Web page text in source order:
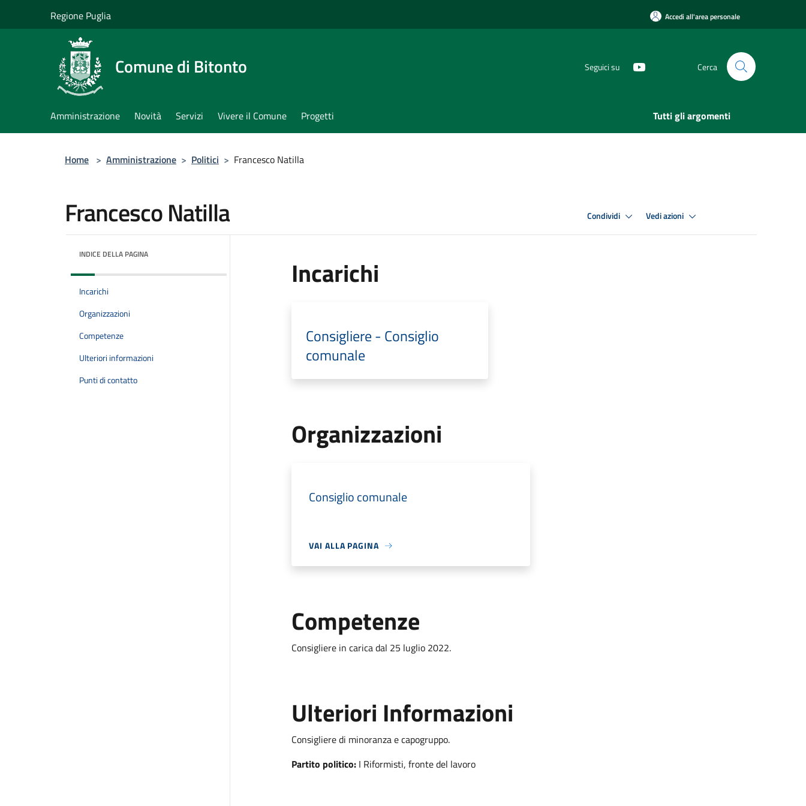
Regione Puglia Accedi all'area personale
Comune di Bitonto Seguici su Cerca
Amministrazione Novità Servizi Vivere il Comune Progetti Tutti gli argomenti
Home > Amministrazione > Politici > Francesco Natilla
Francesco Natilla Condividi Vedi azioni
INDICE DELLA PAGINA
Incarichi
Organizzazioni
Competenze
Ulteriori informazioni
Punti di contatto
Incarichi
Consigliere - Consiglio
comunale
Organizzazioni
Consiglio comunale
VAI ALLA PAGINA
Competenze
Consigliere in carica dal 25 luglio 2022.
Ulteriori Informazioni
Consigliere di minoranza e capogruppo.
Partito politico: I Riformisti, fronte del lavoro